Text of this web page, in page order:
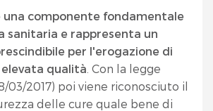
una componente fondamentale
sanitaria e rappresenta un
per l'erogazione di
qualità . Con la legge
03/2017) poi viene riconosciuto il
delle cure quale bene di